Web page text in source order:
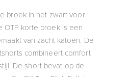
broek in het zwart voor
OTP korte broek is een
van zacht katoen. De
combineert comfort
De short bevat op de